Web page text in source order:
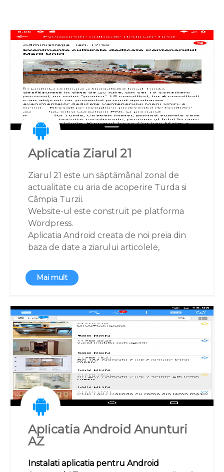
Aplicatia gratuitaxTent
Descarcati dinGoogle Play
Aplicatia Ziarul 21
Ziarul 21 este un săptămânal zonal de
actualitate cu aria de acoperire Turda si
Câmpia Turzii.
Website-ul este construit pe platforma
Wordpress.
Aplicatia Android creata de noi preia din
baza de date a ziarului articolele,
ului.
Utilizatorii primesc notificari de tip push
Descarcati gratuit aplicatia de peGoogle
Play
Mai mult
Aplicatia Android Anunturi
AZ
Instalati aplicatia pentru Android